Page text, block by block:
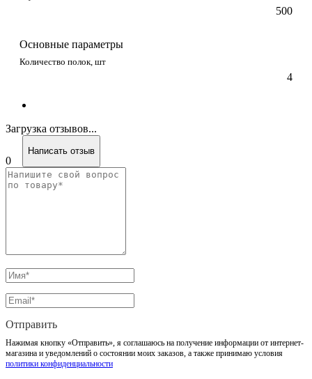
500
Основные параметры
Количество полок, шт
4
Загрузка отзывов...
0
Написать отзыв
Отправить
Нажимая кнопку «Отправить», я соглашаюсь на получение информации от интернет-
магазина и уведомлений о состоянии моих заказов, а также принимаю условия
политики конфиденциальности